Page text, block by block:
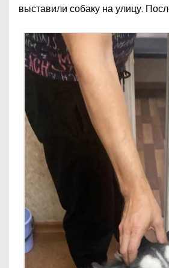
выставили собаку на улицу.